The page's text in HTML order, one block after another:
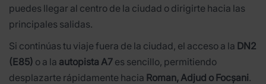
puedes llegar al centro de la ciudad o dirigirte hacia las
principales salidas.
Si continúas tu viaje fuera de la ciudad, el acceso a la DN2
(E85) o a la autopista A7 es sencillo, permitiendo
desplazarte rápidamente hacia Roman, Adjud o Focșani.